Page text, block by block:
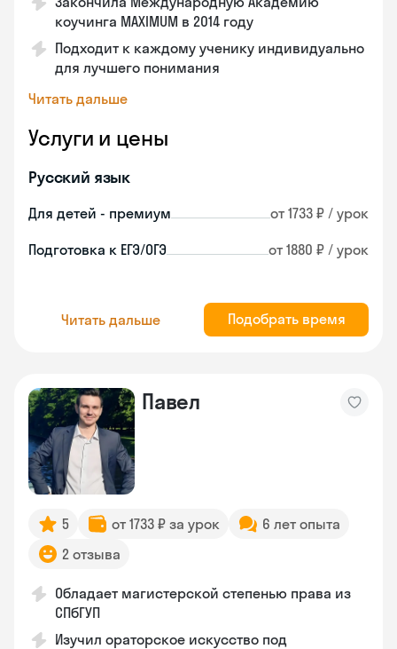
коучинга MAXIMUM в 2014 году
Подходит к каждому ученику индивидуально
для лучшего понимания
Читать дальше
Услуги и цены
Русский язык
Для детей - премиум от 1733 ₽ / урок
Подготовка к ЕГЭ/ОГЭ от 1880 ₽ / урок
Читать дальше Подобрать время
Павел
5 от 1733 ₽ за урок
6 лет опыта
2 отзыва
Обладает магистерской степенью права из
СПбГУП
Изучил ораторское искусство под